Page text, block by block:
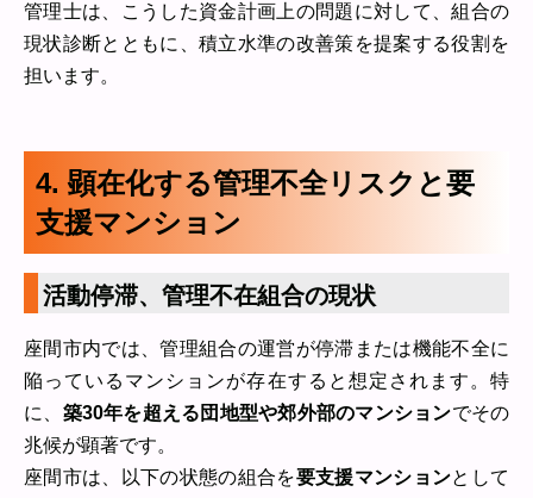
管理士は、こうした資金計画上の問題に対して、組合の
現状診断とともに、積立水準の改善策を提案する役割を
担います。
4. 顕在化する管理不全リスクと要
支援マンション
活動停滞、管理不在組合の現状
座間市内では、管理組合の運営が停滞または機能不全に
陥っているマンションが存在すると想定されます。特
に、 築30年を超える団地型や郊外部のマンションでその
兆候が顕著です。
座間市は、以下の状態の組合を要支援マンションとして